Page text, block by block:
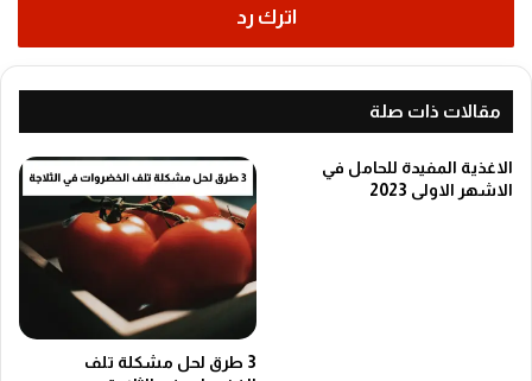
اترك رد
مقالات ذات صلة
الاغذية المفيدة للحامل في
الاشهر الاولى 2023
3 طرق لحل مشكلة تلف